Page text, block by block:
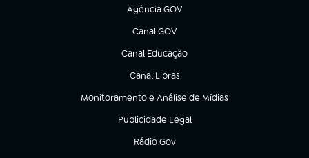
Agência GOV
(abre em nova aba)
Canal GOV
(abre em nova aba)
Canal Educação
(abre em nova aba)
Canal Libras
(abre em nova aba)
Monitoramento e Análise de Mídias
(abre em nova aba)
Publicidade Legal
(abre em nova aba)
Rádio Gov
(abre em nova aba)